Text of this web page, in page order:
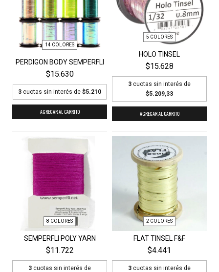
14 COLORES
PERDIGON BODY SEMPERFLI
$15.630
3 cuotas sin interés de $5.210
AGREGAR AL CARRITO
5 COLORES
HOLO TINSEL
$15.628
3 cuotas sin interés de
$5.209,33
AGREGAR AL CARRITO
8 COLORES
SEMPERFLI POLY YARN
$11.722
3 cuotas sin interés de
2 COLORES
FLAT TINSEL F&F
$4.441
3 cuotas sin interés de